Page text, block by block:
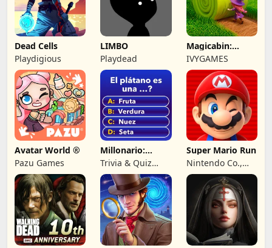
Dead Cells
Playdigious
LIMBO
Playdead
Magicabin:
Witch's
Adventure
IVYGAMES
Avatar World ®
Pazu Games
Millonario:
Juego de
preguntas
Trivia & Quiz
Games by
Nuomondo
Super Mario Run
Nintendo Co.,
Ltd.